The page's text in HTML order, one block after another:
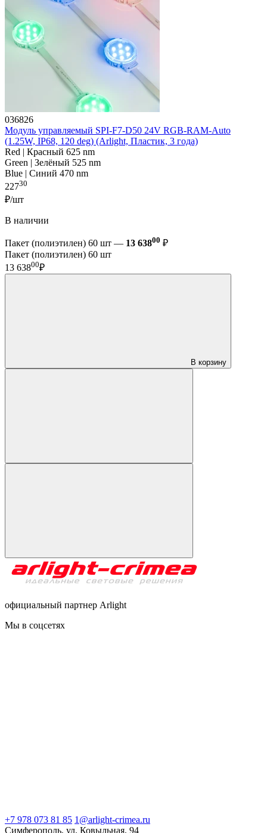
036826
Модуль управляемый SPI-F7-D50 24V RGB-RAM-Auto
(1.25W, IP68, 120 deg) (Arlight, Пластик, 3 года)
Red | Красный 625 nm
Green | Зелёный 525 nm
Blue | Синий 470 nm
22730
₽/шт
В наличии
Пакет (полиэтилен) 60 шт — 13 63800 ₽
Пакет (полиэтилен) 60 шт
13 63800₽
В корзину
официальный партнер Arlight
Мы в соцсетях
+7 978 073 81 85 1@arlight-crimea.ru
Симферополь, ул. Ковыльная, 94